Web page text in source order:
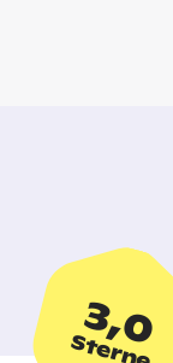
3,0
Sterne